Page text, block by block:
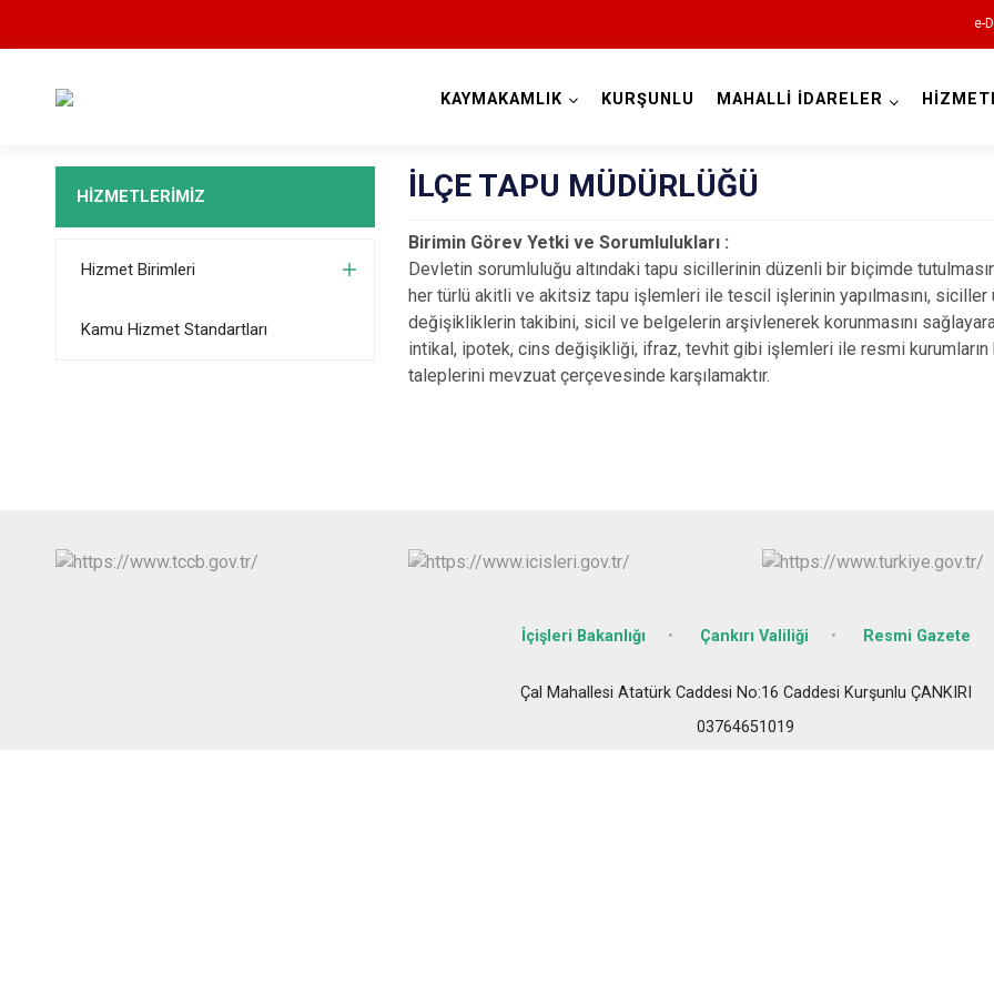
e-
Kızılırmak
KAYMAKAMLIK KURŞUNLU MAHALLİ İDARELER
HİZMETLERİMİZ
Hizmet Birimleri
Kamu Hizmet Standartları
İLÇE TAPU MÜDÜRLÜĞÜ
Birimin Görev Yetki ve Sorumlulukları :
Devletin sorumluluğu altındaki tapu sicillerinin düzenli bir biçimde
her türlü akitli ve akitsiz tapu işlemleri ile tescil işlerinin yapılmasını,
değişikliklerin takibini, sicil ve belgelerin arşivlenerek korunmasını
intikal, ipotek, cins değişikliği, ifraz, tevhit gibi işlemleri ile resmi kurumların
taleplerini mevzuat çerçevesinde karşılamaktır.
İçişleri Bakanlığı Çankırı Valiliği Resmi Gazete
Çal Mahallesi Atatürk Caddesi No:16 Caddesi Kurşunlu ÇANKIRI
03764651019